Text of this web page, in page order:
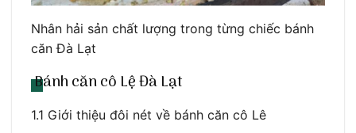
Nhân hải sản chất lượng trong từng chiếc bánh
căn Đà Lạt
Bánh căn cô Lệ Đà Lạt
1.1 Giới thiệu đôi nét về bánh căn cô Lê